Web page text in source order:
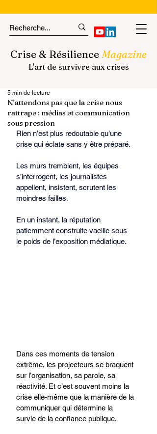
Crise & Résilience Magazine
L'art de survivre aux crises
N’attendons pas que la crise nous
rattrape : médias et communication
sous pression
5 min de lecture
Rien n’est plus redoutable qu’une
crise qui éclate sans y être préparé.
Les murs tremblent, les équipes
s’interrogent, les journalistes
appellent, insistent, scrutent les
moindres failles.
En un instant, la réputation
patiemment construite vacille sous
le poids de l’exposition médiatique.
Dans ces moments de tension
extrême, les projecteurs se braquent
sur l’organisation, sa parole, sa
réactivité. Et c’est souvent moins la
crise elle-même que la manière de la
communiquer qui détermine la
survie de la confiance publique.